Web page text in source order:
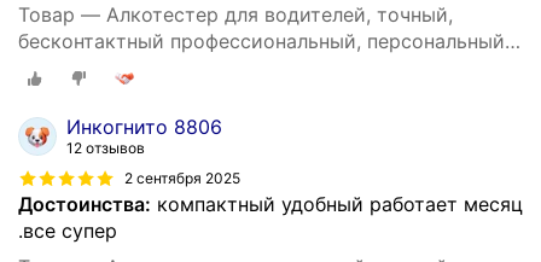
Товар — Алкотестер для водителей, точный,
бесконтактный профессиональный, персональный
DG shop
Инкогнито 8806
12 отзывов
2 сентября 2025
Достоинства: компактный удобный работает месяц
.все супер